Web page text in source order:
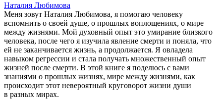
Наталия Любимова
Меня зовут Наталия Любимова, я помогаю человеку
вспомнить о своей душе, о прошлых воплощениях, о мире
между жизнями. Мой духовный опыт это умирание близкого
человека, после чего я изучила явление смерти и поняла, что
ей не заканчивается жизнь, а продолжается. Я овладела
навыком регрессии и стала получать множественный опыт
жизней после смерти. В этой книге я поделюсь с вами
знаниями о прошлых жизнях, мире между жизнями, как
происходит этот невероятный круговорот жизни души
в разных мирах.